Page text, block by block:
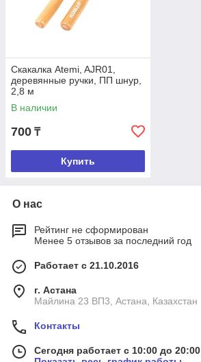
Скакалка Atemi, AJR01,
деревянные ручки, ПП шнур,
2,8 м
В наличии
700 ₸
Купить
О нас
Рейтинг не сформирован
Менее 5 отзывов за последний год
Работает с 21.10.2016
г. Астана
Майлина 23 ВП3, Астана, Казахстан
Контакты
Сегодня работает с 10:00 до 20:00